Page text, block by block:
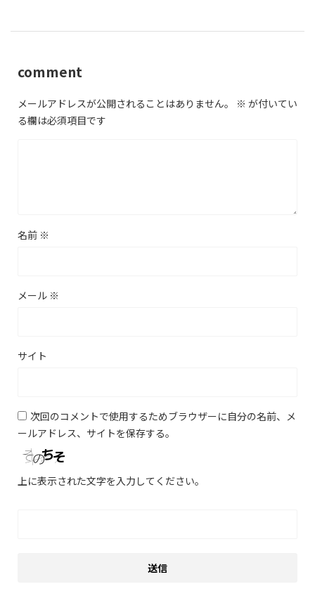
comment
メールアドレスが公開されることはありません。 ※ が付いてい
る欄は必須項目です
名前 ※
メール ※
サイト
次回のコメントで使用するためブラウザーに自分の名前、メ
ールアドレス、サイトを保存する。
上に表示された文字を入力してください。